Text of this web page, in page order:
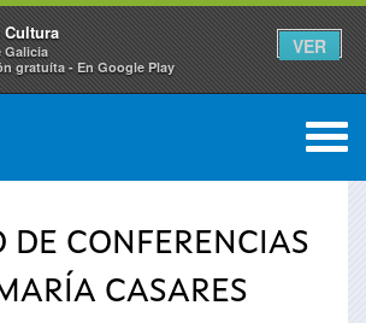
Cultura
Galicia
gratuíta - En Google Play
VER
0
DE CONFERENCIAS
CASARES